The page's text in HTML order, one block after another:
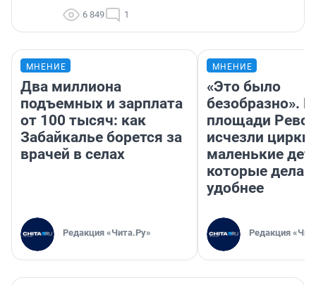
6 849 1
МНЕНИЕ
Два миллиона
подъемных и зарплата
от 100 тысяч: как
Забайкалье борется за
врачей в селах
Редакция «Чита.Ру»
МНЕНИЕ
«Это было
безобразно».
площади
исчезли цирки
маленькие
которые
удобнее
Редакция